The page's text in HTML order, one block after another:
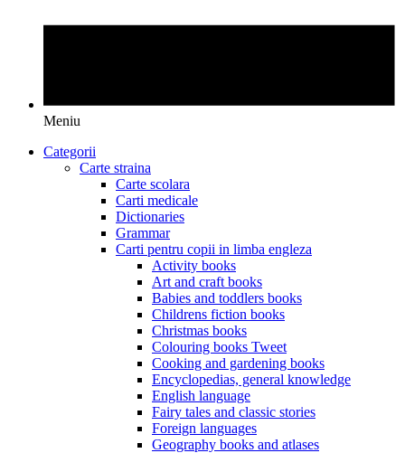
Meniu
Categorii
Carte straina
Carte scolara
Carti medicale
Dictionaries
Grammar
Carti pentru copii in limba engleza
Activity books
Art and craft books
Babies and toddlers books
Childrens fiction books
Christmas books
Colouring books Tweet
Cooking and gardening books
Encyclopedias, general knowledge
English language
Fairy tales and classic stories
Foreign languages
Geography books and atlases